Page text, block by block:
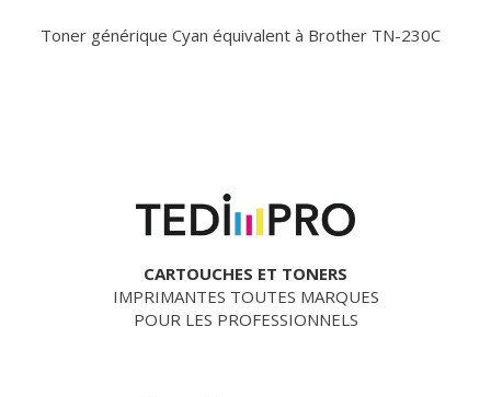
CARTOUCHES ET TONERS
IMPRIMANTES TOUTES MARQUES
POUR LES PROFESSIONNELS
Toner générique Cyan équivalent à Brother TN-230C